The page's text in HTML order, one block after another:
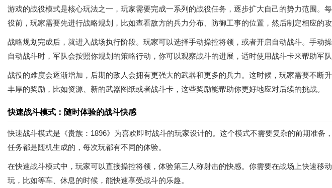
游戏的战役模式是核心玩法之一，玩家需要完成一系列的战役任务，逐步扩大自己的势力范围
役前，玩家需要先进行战略规划，比如查看敌方的兵力分布、防御工事的位置，然后制定相应的攻
战略规划完成后，就进入战场执行阶段。玩家可以选择手动操控将领，或者开启自动战斗。手动
自动战斗时，军队会按照你规划的策略行动，你可以观察战斗的进展，适时使用战斗卡来帮助军队
战役的难度会逐渐增加，后期的敌人会拥有更强大的武器和更多的兵力。这时候，玩家需要不
丰厚的奖励，比如资源、新的武器图纸或者战斗卡，这些奖励能帮助你更好地应对后续的挑战。
快速战斗模式：随时体验的战斗快感
快速战斗模式是《贵族：1896》为喜欢即时战斗的玩家设计的。这个模式不需要复杂的前期准
任务都是随机生成的，每次玩都有不同的体验。
在快速战斗模式中，玩家可以直接操控将领，体验第三人称射击的快感。你需要在战场上快速
玩，比如等车、休息的时候，能快速享受战斗的乐趣。